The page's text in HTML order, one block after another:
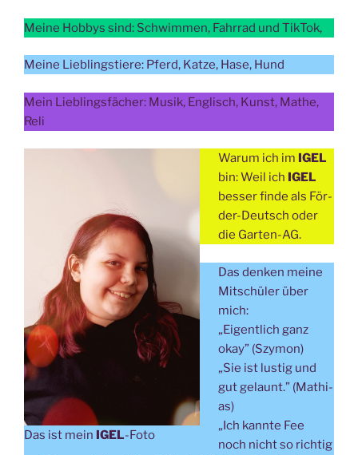
Mei­ne Hob­bys sind: Schwim­men, Fahr­rad und TikTok,
Mei­ne Lieb­lings­tie­re: Pferd, Kat­ze, Hase, Hund
Mein Lieb­lings­fä­cher: Musik, Eng­lisch, Kunst, Mathe,
Reli
Das ist mein IGEL-Foto
War­um ich im IGEL
bin: Weil ich IGEL
bes­ser fin­de als För­
der-Deutsch oder
die Garten-AG.
Das den­ken mei­ne
Mit­schü­ler über
mich:
„Eigent­lich ganz
okay” (Szy­mon)
„Sie ist lus­tig und
gut gelaunt.” (Mathi­
as)
„Ich kann­te Fee
noch nicht so rich­tig